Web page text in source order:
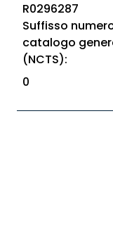
R0296287
Suffisso
catalogo
(NCTS):
0